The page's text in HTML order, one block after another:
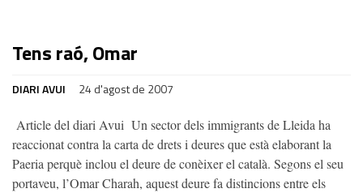
Tens raó, Omar
DIARI AVUI 24 d'agost de 2007
Article del diari Avui Un sector dels immigrants de Lleida ha
reaccionat contra la carta de drets i deures que està elaborant la
Paeria perquè inclou el deure de conèixer el català. Segons el seu
portaveu, l’Omar Charah, aquest deure fa distincions entre els